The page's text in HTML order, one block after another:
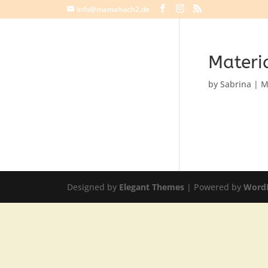
info@mamahoch2.de
bySabrina |
Designed by Elegant Themes| Powered by